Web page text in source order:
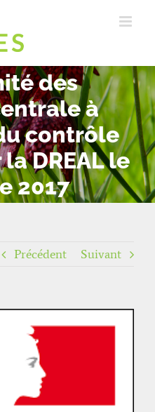
des
à
contrôle
DREAL le
2017
Précédent Suivant